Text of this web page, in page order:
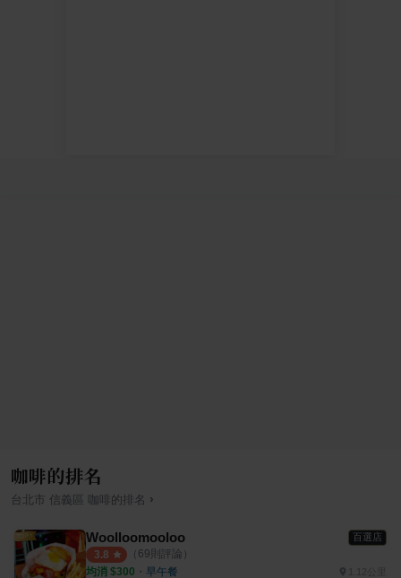
咖啡的排名
台北市 信義區 咖啡 的排名 ›
Woolloomooloo 百選店
3.8 （ 69則評論）
均消 $300 ・ 早午餐 1.12公里